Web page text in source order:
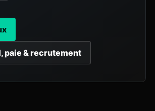
paie & recrutement